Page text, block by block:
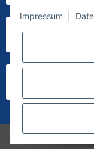
* Alle
Impressum